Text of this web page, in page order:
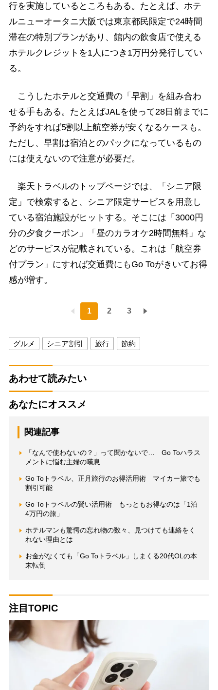
行を実施しているところもある。たとえば、ホテ
ルニューオータニ大阪では東京都民限定で24時間
滞在の特別プランがあり、館内の飲食店で使える
ホテルクレジットを1人につき1万円分発行してい
る。
こうしたホテルと交通費の「早割」を組み合わ
せる手もある。たとえばJALを使って28日前までに
予約をすれば5割以上航空券が安くなるケースも。
ただし、早割は宿泊とのパックになっているもの
には使えないので注意が必要だ。
楽天トラベルのトップページでは、「シニア限
定」で検索すると、シニア限定サービスを用意し
ている宿泊施設がヒットする。そこには「3000円
分の夕食クーポン」「昼のカラオケ2時間無料」な
どのサービスが記載されている。これは「航空券
付プラン」にすれば交通費にもGo Toがきいてお得
感が増す。
1 2 3
グルメ シニア割引 旅行 節約
あわせて読みたい
あなたにオススメ
関連記事
「なんで使わないの？」って聞かないで… Go Toハラス
メントに悩む主婦の嘆息
Go Toトラベル、正月旅行のお得活用術 マイカー旅でも
割引可能
Go Toトラベルの賢い活用術 もっともお得なのは「1泊
4万円の旅」
ホテルマンも驚愕の忘れ物の数々、見つけても連絡をく
れない理由とは
お金がなくても「Go Toトラベル」しまくる20代OLの本
末転倒
注目TOPIC